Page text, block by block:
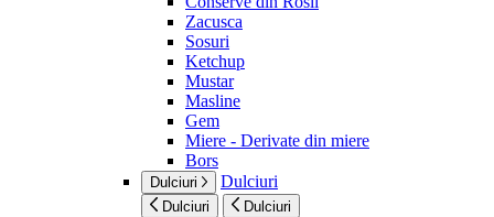
Zacusca
Sosuri
Ketchup
Mustar
Masline
Gem
Miere - Derivate din miere
Bors
Dulciuri Dulciuri
Dulciuri Dulciuri